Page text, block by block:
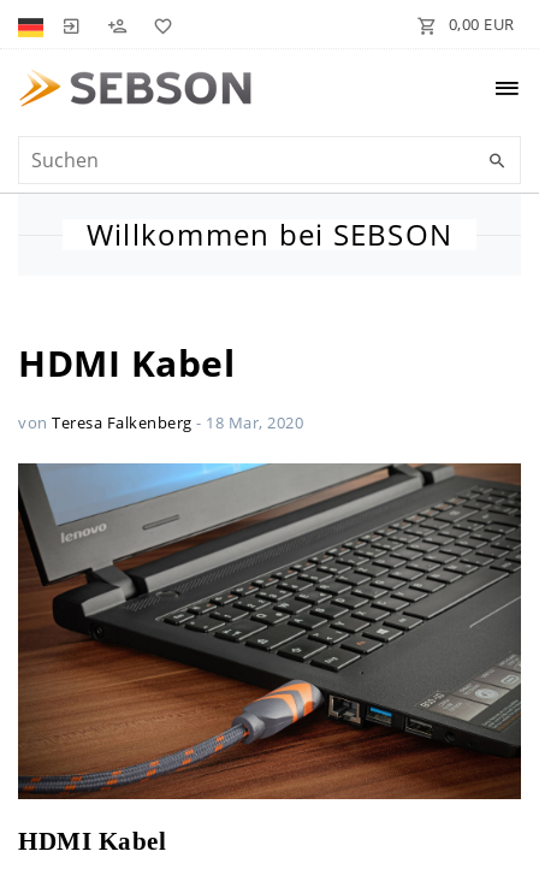
0,00 EUR
Willkommen bei SEBSON
HDMI Kabel
von Teresa Falkenberg - 18 Mar, 2020
HDMI Kabel